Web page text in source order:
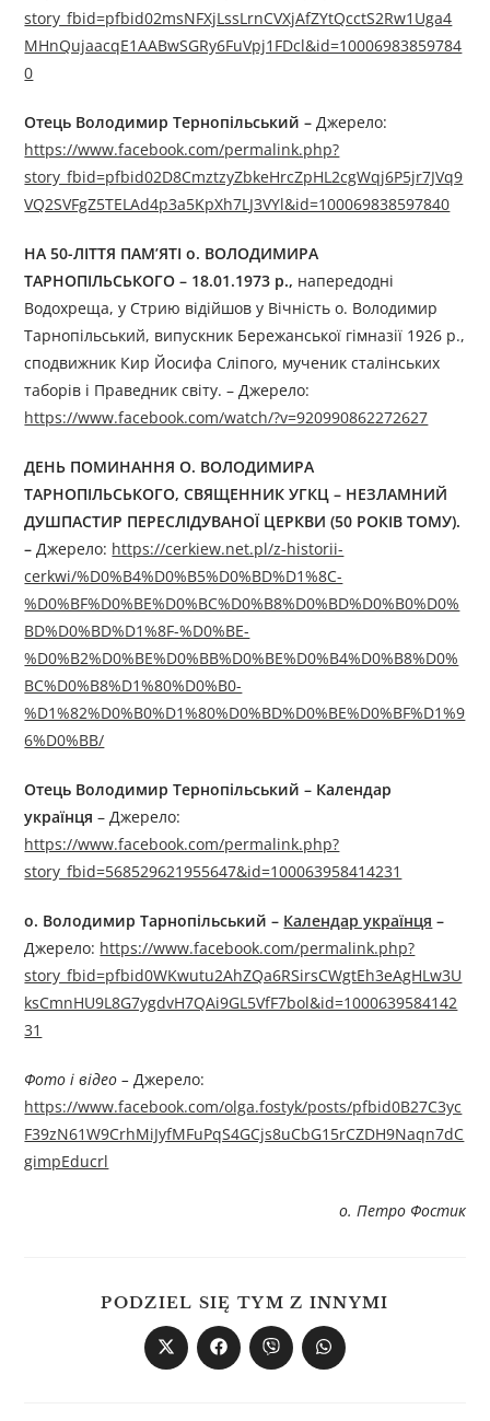
story_fbid=pfbid02msNFXjLssLrnCVXjAfZYtQcctS2Rw1Uga4
MHnQujaacqE1AABwSGRy6FuVpj1FDcl&id=10006983859784
0
Отець Володимир Тернопільський– Джерелo:
https://www.facebook.com/permalink.php?
story_fbid=pfbid02D8CmztzyZbkeHrcZpHL2cgWqj6P5jr7JVq9
VQ2SVFgZ5TELAd4p3a5KpXh7LJ3VYl&id=100069838597840
НА 50-ЛІТТЯ ПАМ’ЯТІ о. ВОЛОДИМИРА
ТАРНОПІЛЬСЬКОГО – 18.01.1973 р., напередодні
Водохреща, у Стрию відійшов у Вічність о. Володимир
Тарнопільський, випускник Бережанської гімназії 1926 р.,
сподвижник Кир Йосифа Сліпого, мученик сталінських
таборів і Праведник світу. – Джерелo:
https://www.facebook.com/watch/?v=920990862272627
ДЕНЬ ПОМИНАННЯ О. ВОЛОДИМИРА
ТАРНОПІЛЬСЬКОГО, СВЯЩЕННИК УГКЦ – НЕЗЛАМНИЙ
ДУШПАСТИР ПЕРЕСЛІДУВАНОЇ ЦЕРКВИ (50 РОКІВ ТОМУ).
–Джерелo: https://cerkiew.net.pl/z-historii-
cerkwi/%D0%B4%D0%B5%D0%BD%D1%8C-
%D0%BF%D0%BE%D0%BC%D0%B8%D0%BD%D0%B0%D0%
BD%D0%BD%D1%8F-%D0%BE-
%D0%B2%D0%BE%D0%BB%D0%BE%D0%B4%D0%B8%D0%
BC%D0%B8%D1%80%D0%B0-
%D1%82%D0%B0%D1%80%D0%BD%D0%BE%D0%BF%D1%9
6%D0%BB/
Отець Володимир Тернопільський– Календар
українця – Джерелo:
https://www.facebook.com/permalink.php?
story_fbid=568529621955647&id=100063958414231
о. Володимир Тарнопільський – Календар українця –
Джерелo: https://www.facebook.com/permalink.php?
story_fbid=pfbid0WKwutu2AhZQa6RSirsCWgtEh3eAgHLw3U
ksCmnHU9L8G7ygdvH7QAi9GL5VfF7bol&id=1000639584142
31
Фото і відео – Джерелo:
https://www.facebook.com/olga.fostyk/posts/pfbid0B27C3yc
F39zN61W9CrhMiJyfMFuPqS4GCjs8uCbG15rCZDH9Naqn7dC
gimpEducrl
о. Петро Фостик
PODZIEL SIĘ TYM Z INNYMI